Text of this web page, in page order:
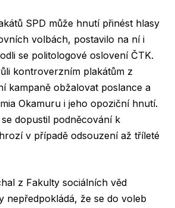
SPD může hnutí přinést hlasy
volbách, postavilo na ní i
se politologové oslovení ČTK.
kontroverzním plakátům z
kampaně obžalovat poslance a
Okamuru i jeho opoziční hnutí.
dopustil podněcování k
v případě odsouzení až tříleté
z Fakulty sociálních věd
nepředpokládá, že se do voleb